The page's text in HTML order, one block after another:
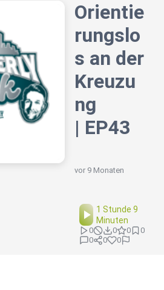
Orientie
rungslo
s an der
Kreuzu
ng
| EP43
vor 9 Monaten
1 Stunde 9
Minuten
0 0 0
0
0
0 0